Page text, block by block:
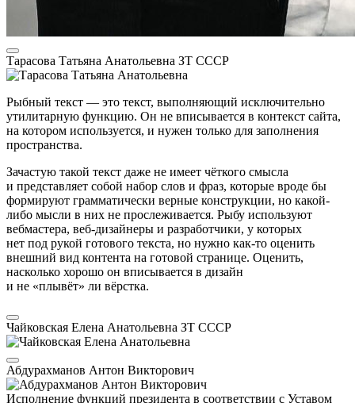
Тарасова Татьяна Анатольевна ЗТ СССР
Рыбный текст — это текст, выполняющий исключительно
утилитарную функцию. Он не вписывается в контекст сайта,
на котором используется, и нужен только для заполнения
пространства.
Зачастую такой текст даже не имеет чёткого смысла
и представляет собой набор слов и фраз, которые вроде бы
формируют грамматически верные конструкции, но какой-
либо мысли в них не прослеживается. Рыбу используют
вебмастера, веб-дизайнеры и разработчики, у которых
нет под рукой готового текста, но нужно как-то оценить
внешний вид контента на готовой странице. Оценить,
насколько хорошо он вписывается в дизайн
и не «плывёт» ли вёрстка.
Чайковская Елена Анатольевна ЗТ СССР
Абдурахманов Антон Викторович
Исполнение функций президента в соответствии с Уставом